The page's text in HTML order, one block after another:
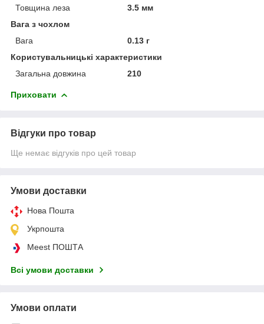
Товщина леза
3.5 мм
Вага з чохлом
Вага
0.13 г
Користувальницькі характеристики
Загальна довжина
210
Приховати
Відгуки про товар
Ще немає відгуків про цей товар
Умови доставки
Нова Пошта
Укрпошта
Meest ПОШТА
Всі умови доставки
Умови оплати